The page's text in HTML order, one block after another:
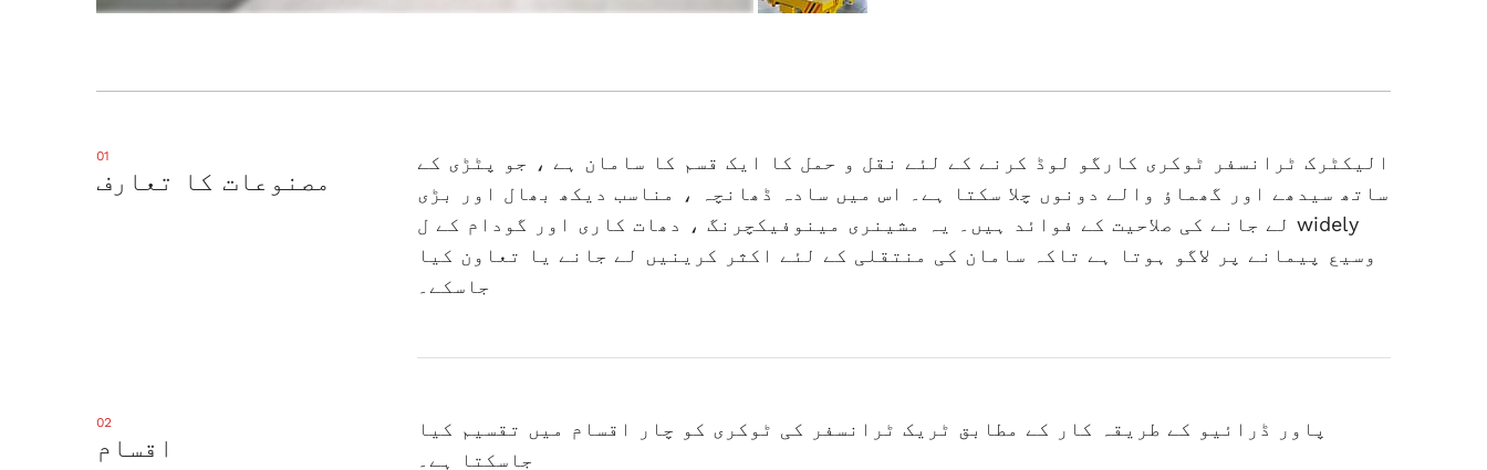
01
مصنوعات کا تعارف
الیکٹرک ٹرانسفر ٹوکری کارگو لوڈ کرنے کے لئے نقل و حمل کا ایک قسم کا سامان ہے ، جو پٹڑی کے
ساتھ سیدھے اور گھماؤ والے دونوں چلا سکتا ہے۔ اس میں سادہ ڈھانچہ ، مناسب دیکھ بھال اور بڑی
لے جانے کی صلاحیت کے فوائد ہیں۔ یہ مشینری مینوفیکچرنگ ، دھات کاری اور گودام کے ل widely
وسیع پیمانے پر لاگو ہوتا ہے تاکہ سامان کی منتقلی کے لئے اکثر کرینیں لے جانے یا تعاون کیا
جاسکے۔
02
اقسام
پاور ڈرائیو کے طریقہ کار کے مطابق ٹریک ٹرانسفر کی ٹوکری کو چار اقسام میں تقسیم کیا
جاسکتا ہے۔